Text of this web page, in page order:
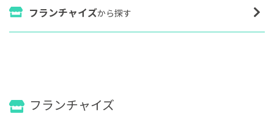
フランチャイズから探す
フランチャイズ